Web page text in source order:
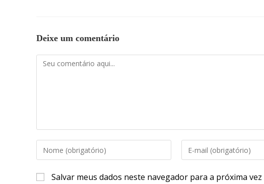
Deixe um comentário
Salvar meus dados neste navegador para a próxima